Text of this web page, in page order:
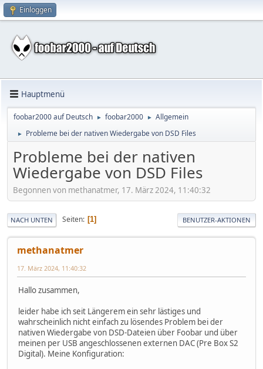
Einloggen
Hauptmenü
foobar2000 auf Deutsch ► foobar2000 ► Allgemein
► Probleme bei der nativen Wiedergabe von DSD Files
Probleme bei der nativen
Wiedergabe von DSD Files
Begonnen von methanatmer, 17. März 2024, 11:40:32
NACH UNTEN Seiten 1 BENUTZER-AKTIONEN
methanatmer
17. März 2024, 11:40:32
Hallo zusammen,
leider habe ich seit Längerem ein sehr lästiges und
wahrscheinlich nicht einfach zu lösendes Problem bei der
nativen Wiedergabe von DSD-Dateien über Foobar und über
meinen per USB angeschlossenen externen DAC (Pre Box S2
Digital). Meine Konfiguration: